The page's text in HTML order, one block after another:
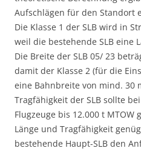
Aufschlägen für den Standort
Die Klasse 1 der SLB wird in
weil die bestehende SLB eine
Die Breite der SLB 05/ 23
damit der Klasse 2 (für die
eine Bahnbreite von mind. 30
Tragfähigkeit der SLB sollte
Flugzeuge bis 12.000 t MTOW
Länge und Tragfähigkeit
bestehende Haupt-SLB den